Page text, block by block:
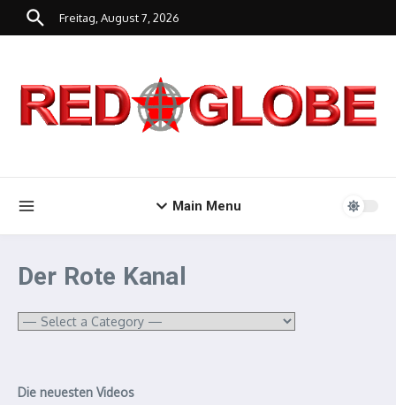
Zum Inhalt springen
Freitag, August 7, 2026
Main Menu
Der Rote Kanal
Die neuesten Videos